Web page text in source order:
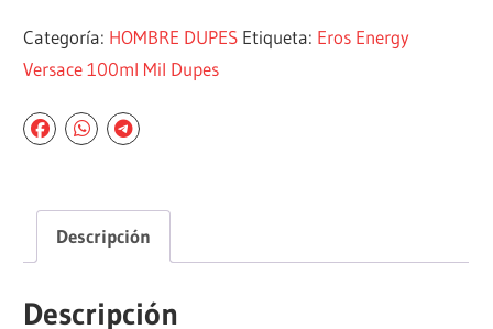
Categoría: HOMBRE DUPES Etiqueta: Eros Energy
Versace 100ml Mil Dupes
Descripción
Descripción